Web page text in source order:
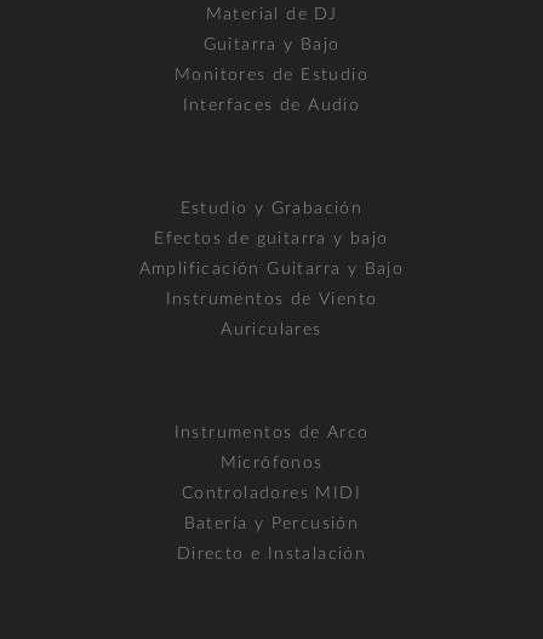
Material de DJ
Guitarra y Bajo
Monitores de Estudio
Interfaces de Audio
Estudio y Grabación
Efectos de guitarra y bajo
Amplificación Guitarra y Bajo
Instrumentos de Viento
Auriculares
Instrumentos de Arco
Micrófonos
Controladores MIDI
Batería y Percusión
Directo e Instalación